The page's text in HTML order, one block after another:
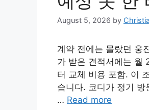
August 5, 2026 by
계약 전에는 몰랐던 웅
가 받은 견적서에는 월
터 교체 비용 포함. 이
습니다. 코디가 정기 방
… Read more